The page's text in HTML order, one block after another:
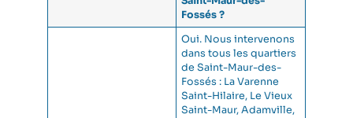
Fossés ?
Oui. Nous intervenons
dans tous les quartiers
de Saint-Maur-des-
Fossés : La Varenne
Saint-Hilaire, Le Vieux
Saint-Maur, Adamville,